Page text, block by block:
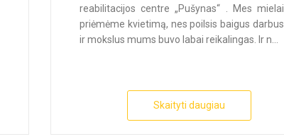
reabilitacijos centre „Pušynas“ . Mes mielai
priėmėme kvietimą, nes poilsis baigus darbus
ir mokslus mums buvo labai reikalingas. Ir n...
Skaityti daugiau